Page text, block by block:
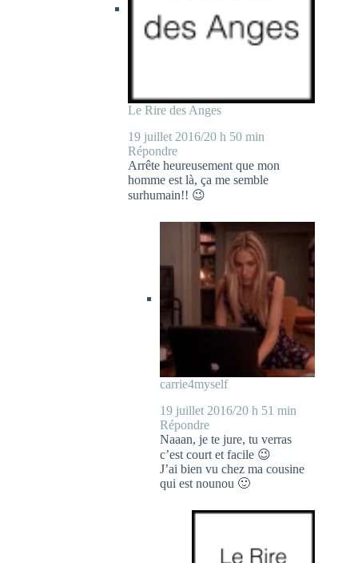
Le Rire des Anges
19 juillet 2016/20 h 50 min
Répondre
Arrête heureusement que mon
homme est là, ça me semble
surhumain!! 😉
carrie4myself
19 juillet 2016/20 h 51 min
Répondre
Naaan, je te jure, tu verras
c’est court et facile 😉
J’ai bien vu chez ma cousine
qui est nounou 🙂